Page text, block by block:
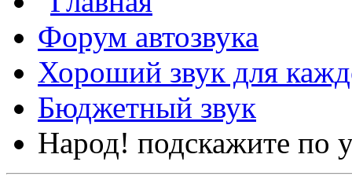
Форум автозвука
Хороший звук для
Бюджетный звук
Народ! подскажите по